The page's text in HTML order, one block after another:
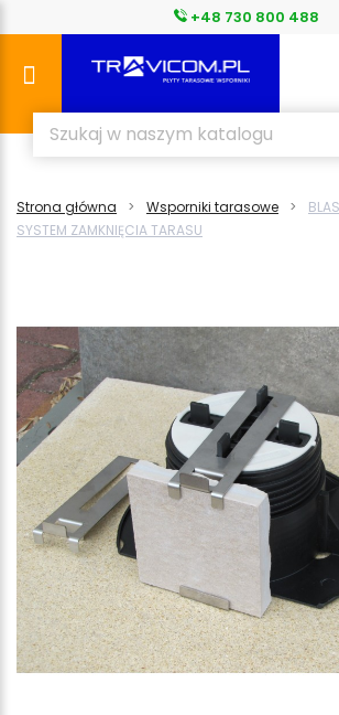
+48 730 800 488
Strona główna Wsporniki tarasowe
SYSTEM ZAMKNIĘCIA TARASU